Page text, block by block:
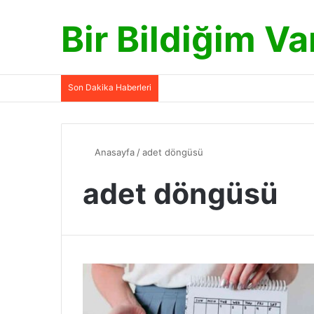
Bir Bildiğim
Son Dakika Haberleri
Anasayfa /adet döngüsü
adet döngüsü